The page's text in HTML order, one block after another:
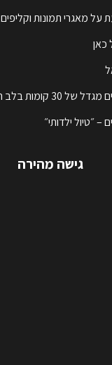
מאגרי תמונות וקליפים
כאן
קומות בלב הים
– ״טיול ילדותי״
גישה מהירה